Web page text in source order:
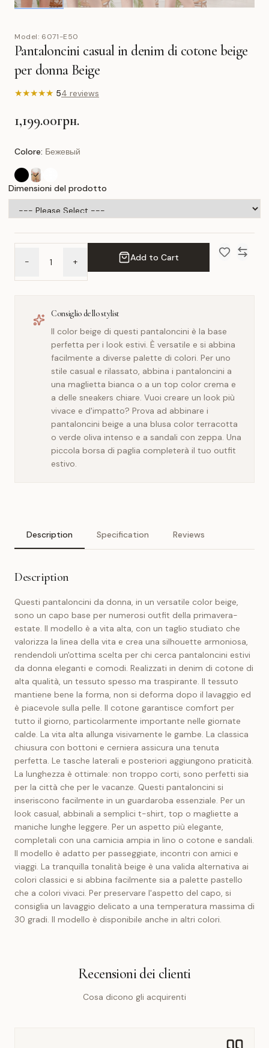
Model: 6071-E50
Pantaloncini casual in denim di cotone beige
per donna Beige
★★★★★ 54 reviews
1,199.00грн.
Colore: Бежевый
Dimensioni del prodotto
- + Add to Cart
Consiglio dello stylist
Il color beige di questi pantaloncini è la base
perfetta per i look estivi. È versatile e si abbina
facilmente a diverse palette di colori. Per uno
stile casual e rilassato, abbina i pantaloncini a
una maglietta bianca o a un top color crema e
a delle sneakers chiare. Vuoi creare un look più
vivace e d'impatto? Prova ad abbinare i
pantaloncini beige a una blusa color terracotta
o verde oliva intenso e a sandali con zeppa. Una
piccola borsa di paglia completerà il tuo outfit
estivo.
Description Specification Reviews
Description
Questi pantaloncini da donna, in un versatile color beige,
sono un capo base per numerosi outfit della primavera-
estate. Il modello è a vita alta, con un taglio studiato che
valorizza la linea della vita e crea una silhouette armoniosa,
rendendoli un'ottima scelta per chi cerca pantaloncini estivi
da donna eleganti e comodi. Realizzati in denim di cotone di
alta qualità, un tessuto spesso ma traspirante. Il tessuto
mantiene bene la forma, non si deforma dopo il lavaggio ed
è piacevole sulla pelle. Il cotone garantisce comfort per
tutto il giorno, particolarmente importante nelle giornate
calde. La vita alta allunga visivamente le gambe. La classica
chiusura con bottoni e cerniera assicura una tenuta
perfetta. Le tasche laterali e posteriori aggiungono praticità.
La lunghezza è ottimale: non troppo corti, sono perfetti sia
per la città che per le vacanze. Questi pantaloncini si
inseriscono facilmente in un guardaroba essenziale. Per un
look casual, abbinali a semplici t-shirt, top o magliette a
maniche lunghe leggere. Per un aspetto più elegante,
completali con una camicia ampia in lino o cotone e sandali.
Il modello è adatto per passeggiate, incontri con amici e
viaggi. La tranquilla tonalità beige è una valida alternativa ai
colori classici e si abbina facilmente sia a palette pastello
che a colori vivaci. Per preservare l'aspetto del capo, si
consiglia un lavaggio delicato a una temperatura massima di
30 gradi. Il modello è disponibile anche in altri colori.
Recensioni dei clienti
Cosa dicono gli acquirenti